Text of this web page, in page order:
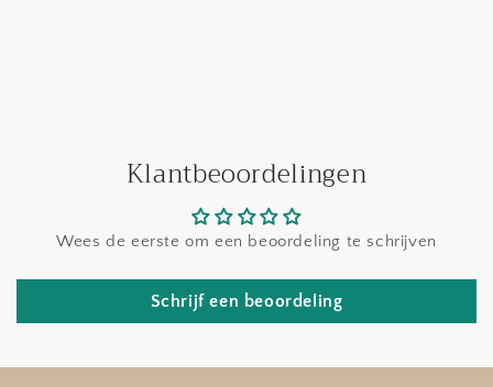
Klantbeoordelingen
Wees de eerste om een beoordeling te schrijven
Schrijf een beoordeling